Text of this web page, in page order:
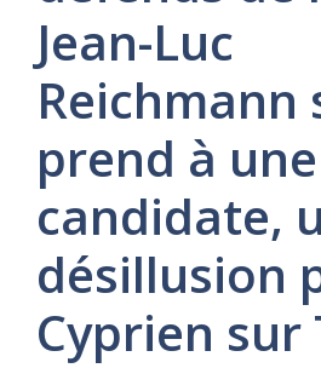
Jean-Luc
Reichmann
prend à une
candidate,
désillusion
Cyprien sur